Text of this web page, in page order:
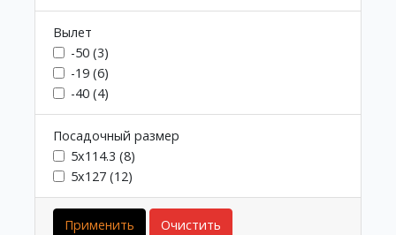
Вылет
-50 (3)
-19 (6)
-40 (4)
Посадочный размер
5х114.3 (8)
5x127 (12)
Применить Очистить